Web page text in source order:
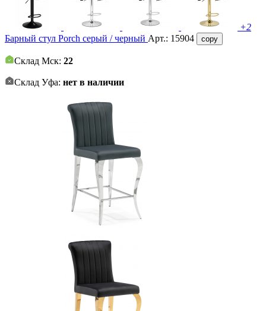
+2
Барный стул Porch серый / черный Арт.: 15904 copy
Склад Мск: 22
Склад Уфа: нет в наличии